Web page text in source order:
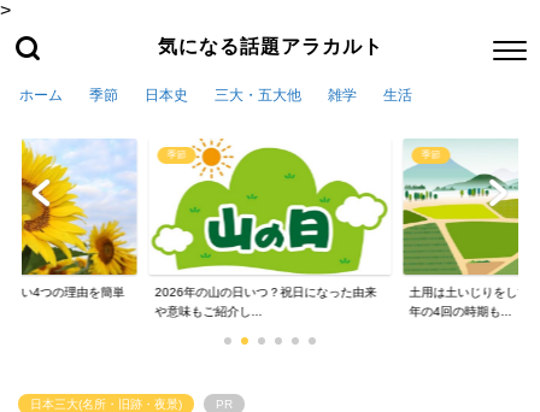
>
気になる話題アラカルト
ホーム 季節 日本史 三大・五大他 雑学 生活
ない4つの理由を簡単
季節
2026年の山の日いつ？祝日になった由来
や意味もご紹介し...
季節
土用は土いじりをして
年の4回の時期も...
日本三大(名所・旧跡・夜景) PR